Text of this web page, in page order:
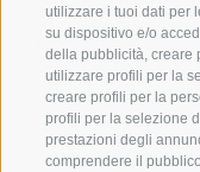
utilizzare i tuoi dati per
su dispositivo e/o
della pubblicità, creare
utilizzare profili per la
creare profili per la
profili per la selezione
prestazioni degli
comprendere il
BENVENUTI
TURISTICA DI
VAL GIOVO
VAL RACINES